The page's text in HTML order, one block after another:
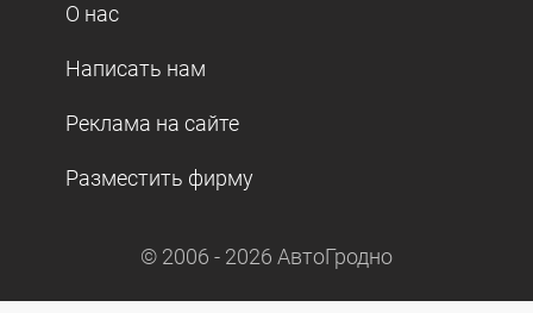
О нас
Написать нам
Реклама на сайте
Разместить фирму
© 2006 - 2026 АвтоГродно